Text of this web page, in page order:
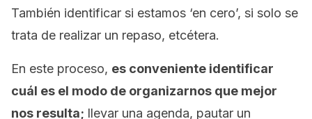
También identificar si estamos ‘en cero’, si solo se
trata de realizar un repaso, etcétera.
En este proceso, es conveniente identificar
cuál es el modo de organizarnos que mejor
nos resulta; llevar una agenda, pautar un